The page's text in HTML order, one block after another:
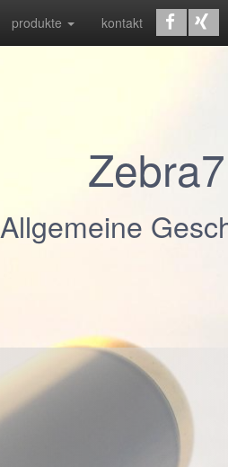
produkte kontakt
Allgemeine